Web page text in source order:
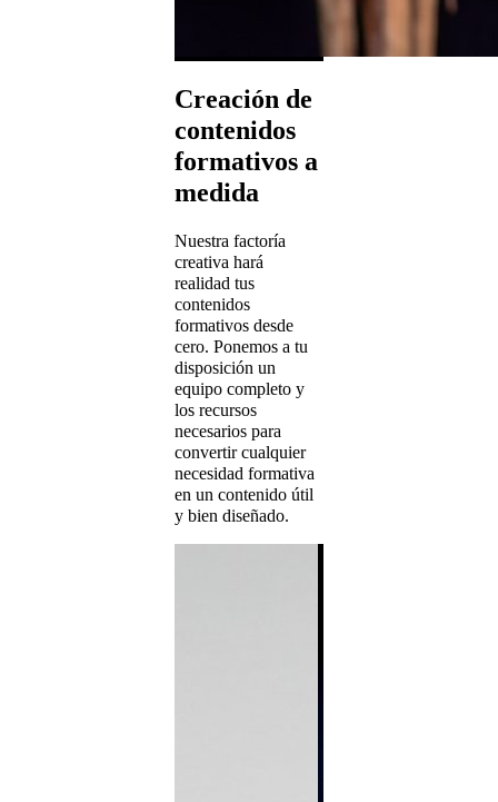
Creación de
contenidos
formativos a
medida
Nuestra factoría
creativa hará
realidad tus
contenidos
formativos desde
cero. Ponemos a tu
disposición un
equipo completo y
los recursos
necesarios para
convertir cualquier
necesidad formativa
en un contenido útil
y bien diseñado.